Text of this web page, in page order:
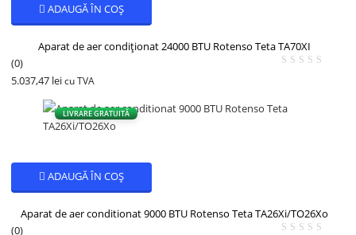
ADAUGĂ ÎN COȘ
Aparat de aer condiționat 24000 BTU Rotenso Teta TA70XI
(0)
5.037,47 lei cu TVA
LIVRARE GRATUITĂ
ADAUGĂ ÎN COȘ
Aparat de aer conditionat 9000 BTU Rotenso Teta TA26Xi/TO26Xo
(0)